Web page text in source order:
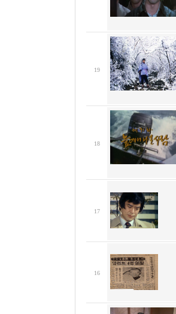
19
18
17
16